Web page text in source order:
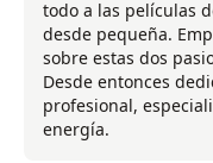
todo a las películas
desde pequeña.
sobre estas dos
Desde entonces
profesional,
energía.